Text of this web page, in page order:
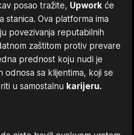
posao tražite, Upwork će
stanica. Ova platforma ima
povezivanja reputabilnih
zaštitom protiv prevare
prednost koju nudi je
sa klijentima, koji se
u samostalnu karijeru.